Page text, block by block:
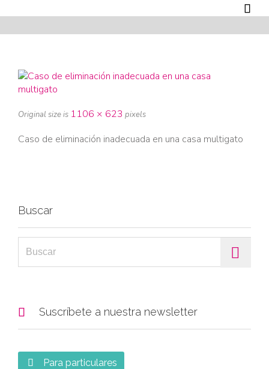

Original size is 1106 × 623 pixels
Caso de eliminación inadecuada en una casa multigato
Buscar
 Suscríbete a nuestra newsletter
 Para particulares